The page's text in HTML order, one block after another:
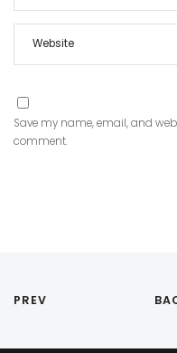
Save my name, email, and
comment.
PREV